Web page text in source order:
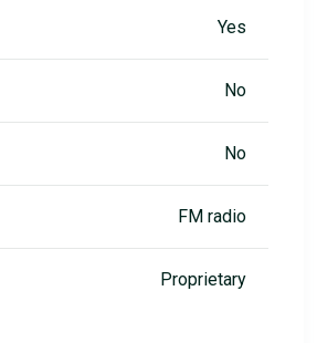
Yes
No
No
FM radio
Proprietary